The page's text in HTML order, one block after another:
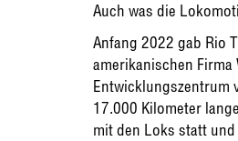
Auch was die
Anfang 2022 gab Rio
amerikanischen
Entwicklungszentrum
17.000 Kilometer
mit den Loks statt